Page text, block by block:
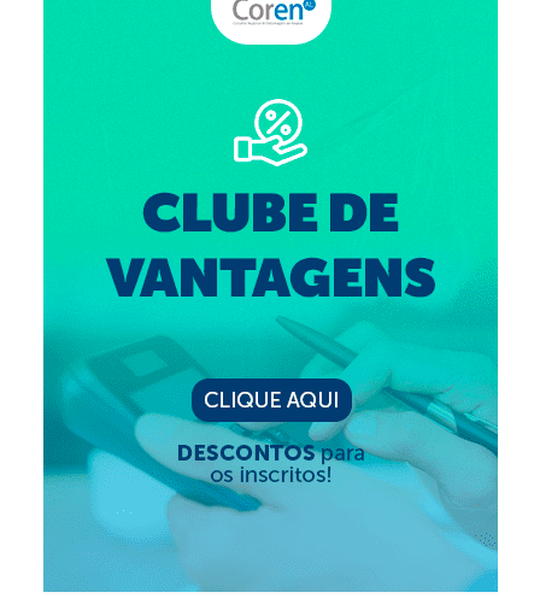
Responsabilidade Técnica
Resoluções
Desagravo Público
Processos Éticos
Censura Pública
Suspensão do Exercício Profissional
Para Você
Procedimento para registro